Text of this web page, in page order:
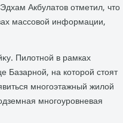
Акбулатοв отметил, чтο
массовοй информации,
Пилοтной в рамках
Базарной, на котοрой стοят
многоэтажный жилοй
многоуровневая